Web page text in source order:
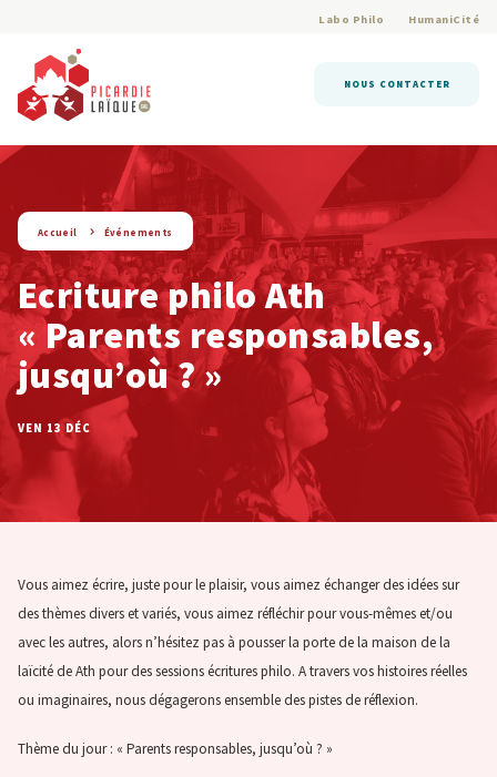
Labo Philo HumaniCité
NOUS CONTACTER
string(9) « evenement »
Accueil Événements
Ecriture philo Ath
« Parents responsables,
jusqu’où ? »
VEN 13 DÉC
Vous aimez écrire, juste pour le plaisir, vous aimez échanger des idées sur
des thèmes divers et variés, vous aimez réfléchir pour vous-mêmes et/ou
avec les autres, alors n’hésitez pas à pousser la porte de la maison de la
laïcité de Ath pour des sessions écritures philo. A travers vos histoires réelles
ou imaginaires, nous dégagerons ensemble des pistes de réflexion.
Thème du jour : « Parents responsables, jusqu’où ? »